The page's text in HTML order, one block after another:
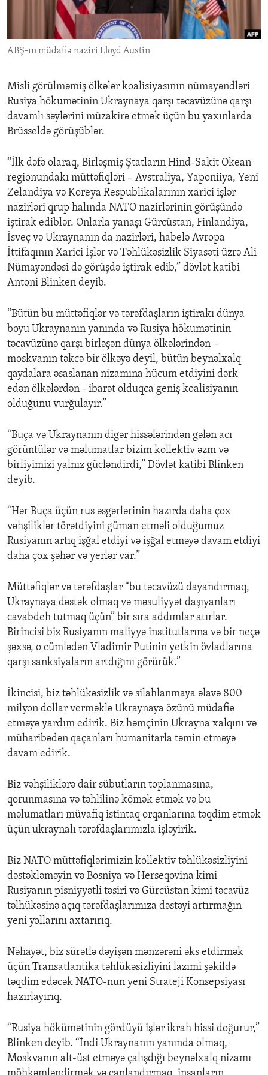
ENVIRONMENT AND HEALTH
IDEALS AND INSTITUTIONS
ABŞ-ın müdafiə naziri Lloyd Austin
Misli görülməmiş ölkələr koalisiyasının nümayəndləri
Rusiya hökumətinin Ukraynaya qarşı təcavüzünə qarşı
davamlı səylərini müzakirə etmək üçün bu yaxınlarda
Brüsseldə görüşüblər.
“İlk dəfə olaraq, Birləşmiş Ştatların Hind-Sakit Okean
regionundakı müttəfiqləri – Avstraliya, Yaponiiya, Yeni
Zelandiya və Koreya Respublikalarının xarici işlər
nazirləri qrup halında NATO nazirlərinin görüşündə
iştirak ediblər. Onlarla yanaşı Gürcüstan, Finlandiya,
İsveç və Ukraynanın da nazirləri, habelə Avropa
İttifaqının Xarici İşlər və Təhlükəsizlik Siyasəti üzrə Ali
Nümayəndəsi də görüşdə iştirak edib,” dövlət katibi
Antoni Blinken deyib.
“Bütün bu müttəfiqlər və tərəfdaşların iştirakı dünya
boyu Ukraynanın yanında və Rusiya hökumətinin
təcavüzünə qarşı birləşən dünya ölkələrindən –
moskvanın təkcə bir ölkəyə deyil, bütün beynəlxalq
qaydalara əsaslanan nizamına hücum etdiyini dərk
edən ölkələrdən - ibarət olduqca geniş koalisiyanın
olduğunu vurğulayır.”
“Buça və Ukraynanın digər hissələrindən gələn acı
görüntülər və məlumatlar bizim kollektiv əzm və
birliyimizi yalnız gücləndirdi,” Dövlət katibi Blinken
deyib.
“Hər Buça üçün rus əsgərlərinin hazırda daha çox
vəhşiliklər törətdiyini güman etməli olduğumuz
Rusiyanın artıq işğal etdiyi və işğal etməyə davam etdiyi
daha çox şəhər və yerlər var.”
Müttəfiqlər və tərəfdaşlar “bu təcavüzü dayandırmaq,
Ukraynaya dəstək olmaq və məsuliyyət daşıyanları
cavabdeh tutmaq üçün” bir sıra addımlar atırlar.
Birincisi biz Rusiyanın maliyyə institutlarına və bir neçə
şəxsə, o cümlədən Vladimir Putinin yetkin övladlarına
qarşı sanksiyaların artdığını görürük.”
İkincisi, biz təhlükəsizlik və silahlanmaya əlavə 800
milyon dollar verməklə Ukraynaya özünü müdafiə
etməyə yardım edirik. Biz həmçinin Ukrayna xalqını və
müharibədən qaçanları humanitarla təmin etməyə
davam edirik.
Biz vəhşiliklərə dair sübutların toplanmasına,
qorunmasına və təhlilinə kömək etmək və bu
məlumatları müvafiq istintaq orqanlarına təqdim etmək
üçün ukraynalı tərəfdaşlarımızla işləyirik.
Biz NATO müttəfiqlərimizin kollektiv təhlükəsizliyini
dəstəkləməyin və Bosniya və Herseqovina kimi
Rusiyanın pisniyyətli təsiri və Gürcüstan kimi təcavüz
təlhükəsinə açıq tərəfdaşlarımıza dəstəyi artırmağın
yeni yollarını axtarırıq.
Nəhayət, biz sürətlə dəyişən mənzərəni əks etdirmək
üçün Transatlantika təhlükəsizliyini lazımi şəkildə
təqdim edəcək NATO-nun yeni Strateji Konsepsiyası
hazırlayırıq.
“Rusiya hökümətinin gördüyü işlər ikrah hissi doğurur,”
Blinken deyib. “İndi Ukraynanın yanında olmaq,
Moskvanın alt-üst etməyə çalışdığı beynəlxalq nizamı